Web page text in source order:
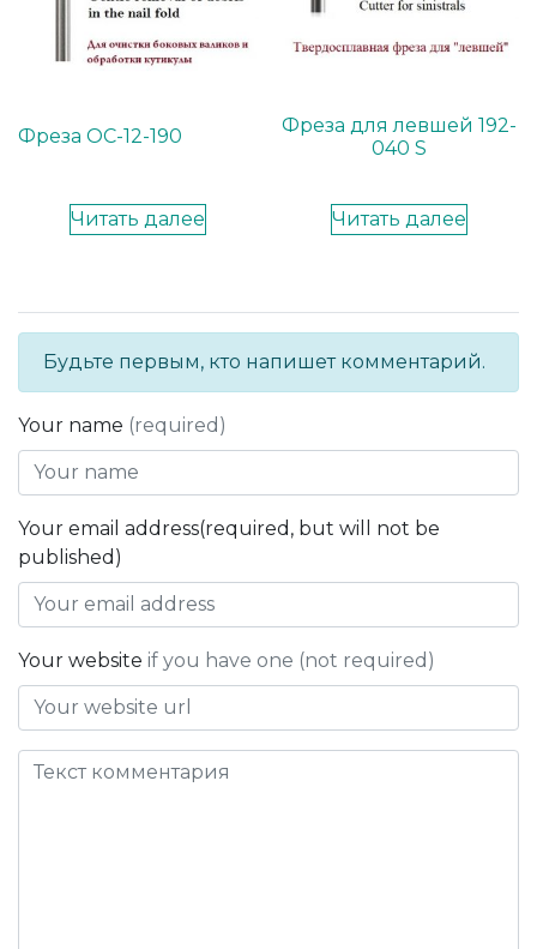
Фреза ОС-12-190
Читать далее
Фреза для левшей 192-
040 S
Читать далее
Будьте первым, кто напишет комментарий.
Your name (required)
Your email address(required, but will not be
published)
Your website if you have one (not required)